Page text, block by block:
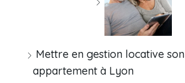
Mettre en gestion locative son
appartement à Lyon